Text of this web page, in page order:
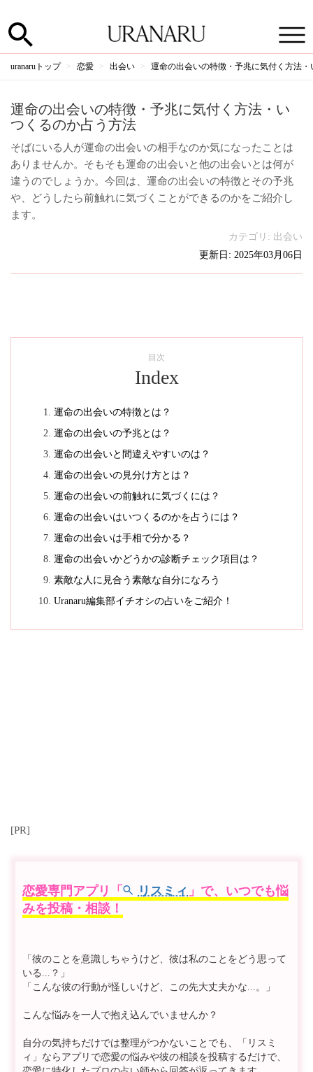
uranaruトップ 恋愛 出会い 運命の出会いの特徴・予兆に気付く方法
運命の出会いの特徴・予兆に気付く方法・い
つくるのか占う方法
そばにいる人が運命の出会いの相手なのか気になったことは
ありませんか。そもそも運命の出会いと他の出会いとは何が
違うのでしょうか。今回は、運命の出会いの特徴とその予兆
や、どうしたら前触れに気づくことができるのかをご紹介し
ます。
カテゴリ: 出会い
更新日: 2025年03月06日
目次
Index
運命の出会いの特徴とは？
運命の出会いの予兆とは？
運命の出会いと間違えやすいのは？
運命の出会いの見分け方とは？
運命の出会いの前触れに気づくには？
運命の出会いはいつくるのかを占うには？
運命の出会いは手相で分かる？
運命の出会いかどうかの診断チェック項目は？
素敵な人に見合う素敵な自分になろう
Uranaru編集部イチオシの占いをご紹介！
[PR]
恋愛専門アプリ「 リスミィ 」で、いつでも悩
みを投稿・相談！
「彼のことを意識しちゃうけど、彼は私のことをどう思って
いる...？」
「こんな彼の行動が怪しいけど、この先大丈夫かな...。」
こんな悩みを一人で抱え込んでいませんか？
自分の気持ちだけでは整理がつかないことでも、「リスミ
ィ」ならアプリで恋愛の悩みや彼の相談を投稿するだけで、